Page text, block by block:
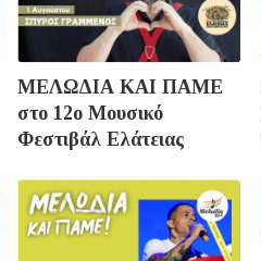
ΜΕΛΩΔΙΑ ΚΑΙ ΠΑΜΕ
στο 12ο Μουσικό
Φεστιβάλ Ελάτειας